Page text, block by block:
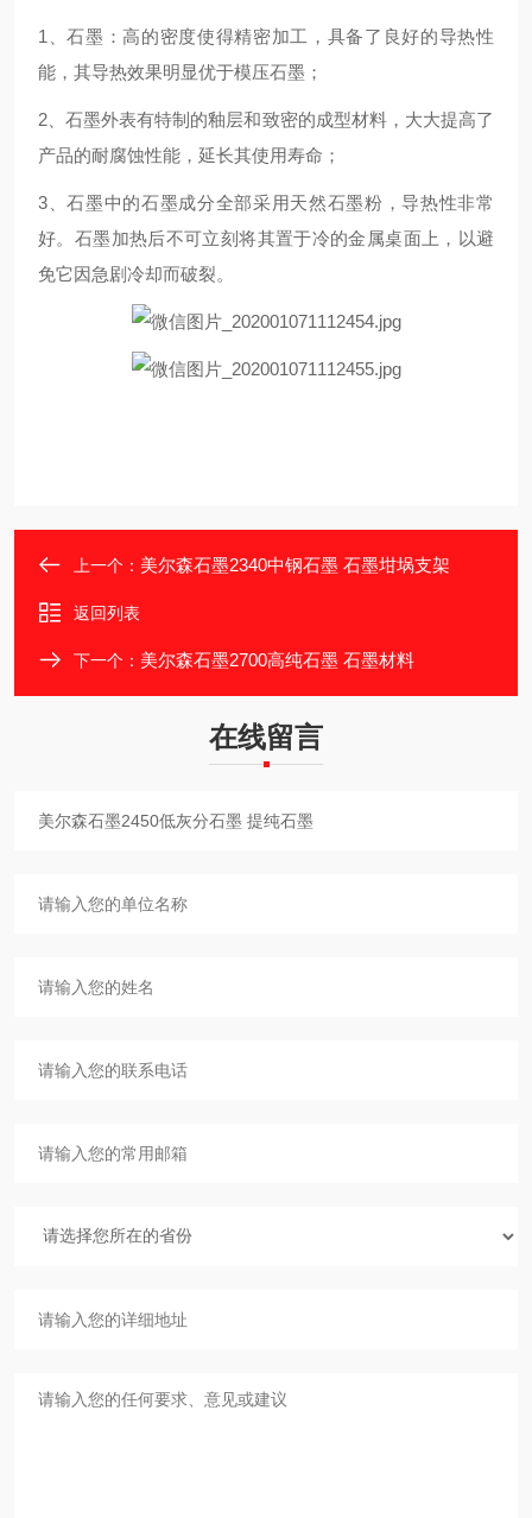
1、石墨：高的密度使得精密加工，具备了良好的导热性
能，其导热效果明显优于模压石墨；
2、石墨外表有特制的釉层和致密的成型材料，大大提高了
产品的耐腐蚀性能，延长其使用寿命；
3、石墨中的石墨成分全部采用天然石墨粉，导热性非常
好。石墨加热后不可立刻将其置于冷的金属桌面上，以避
免它因急剧冷却而破裂。
上一个： 美尔森石墨2340中钢石墨 石墨坩埚支架
返回列表
下一个： 美尔森石墨2700高纯石墨 石墨材料
在线留言